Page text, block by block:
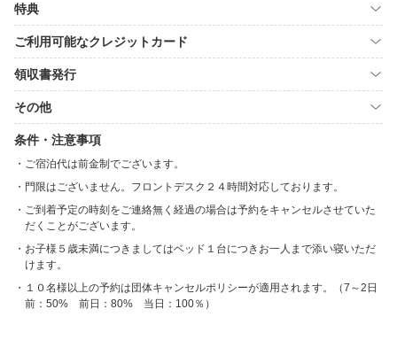
特典
ご利用可能なクレジットカード
領収書発行
その他
条件・注意事項
ご宿泊代は前金制でございます。
門限はございません。フロントデスク２４時間対応しております。
ご到着予定の時刻をご連絡無く経過の場合は予約をキャンセルさせていた
だくことがございます。
お子様５歳未満につきましてはベッド１台につきお一人まで添い寝いただ
けます。
１０名様以上の予約は団体キャンセルポリシーが適用されます。（7～2日
前：50% 前日：80% 当日：100％）